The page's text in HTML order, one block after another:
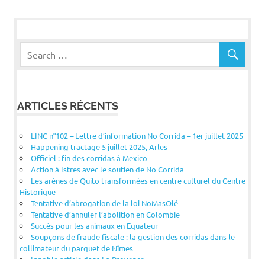
ARTICLES RÉCENTS
LINC n°102 – Lettre d’information No Corrida – 1er juillet 2025
Happening tractage 5 juillet 2025, Arles
Officiel : fin des corridas à Mexico
Action à Istres avec le soutien de No Corrida
Les arènes de Quito transformées en centre culturel du Centre
Historique
Tentative d’abrogation de la loi NoMasOlé
Tentative d’annuler l’abolition en Colombie
Succès pour les animaux en Equateur
Soupçons de fraude fiscale : la gestion des corridas dans le
collimateur du parquet de Nîmes